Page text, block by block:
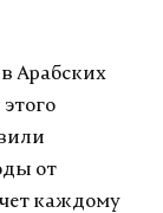
Арабских
от
каждому